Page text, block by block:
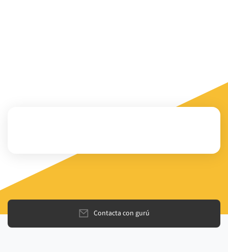
Contacta con gurú